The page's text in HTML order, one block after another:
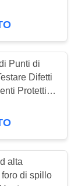
64
Shore
Punti di
Difetti
Protettivi
Gasdotti,
Serbatoi
alta
di spillo